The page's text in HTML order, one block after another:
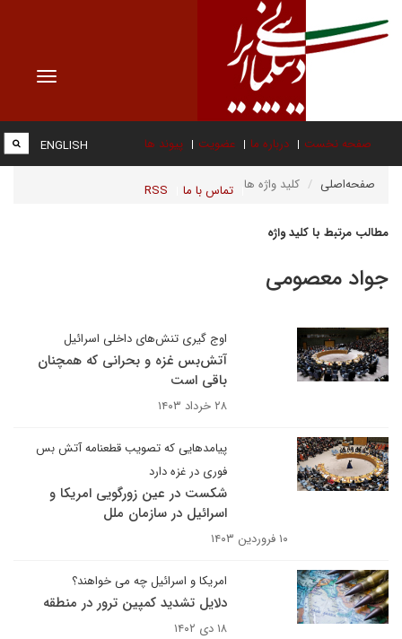
Toggle
صفحه نخست درباره ما عضویت پیوند ها
تماس با ما RSS
ENGLISH
صفحه‌اصلی کلید واژه ها
مطالب مرتبط با کلید واژه
جواد معصومی
اوج گیری تنش‌های داخلی اسرائیل
آتش‌بس غزه و بحرانی که همچنان
باقی است
۲۸ خرداد ۱۴۰۳
پیامدهایی که تصویب قطعنامه آتش بس
فوری در غزه دارد
شکست در عین زورگویی امریکا و
اسرائیل در سازمان ملل
۱۰ فروردین ۱۴۰۳
امریکا و اسرائیل چه می خواهند؟
دلایل تشدید کمپین ترور در منطقه
۱۸ دی ۱۴۰۲